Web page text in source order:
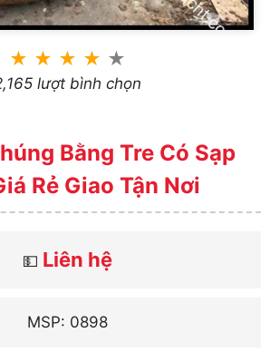
★ ★ ★ ★ ★
lượt bình chọn
Bằng Tre Có Sạp
Rẻ Giao Tận Nơi
💵 Liên hệ
MSP: 0898